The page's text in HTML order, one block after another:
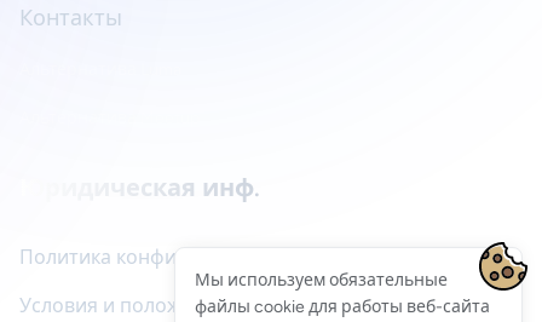
Мы используем обязательные
файлы cookie для работы веб-сайта
Контакты
Юридическая инф.
Политика конфиденциальности
Условия и положения